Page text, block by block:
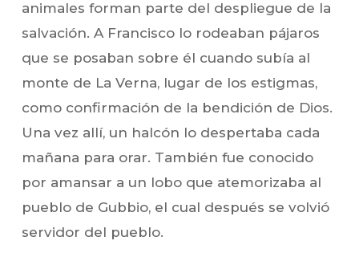
animales forman parte del despliegue de la
salvación. A Francisco lo rodeaban pájaros
que se posaban sobre él cuando subía al
monte de La Verna, lugar de los estigmas,
como confirmación de la bendición de Dios.
Una vez allí, un halcón lo despertaba cada
mañana para orar. También fue conocido
por amansar a un lobo que atemorizaba al
pueblo de Gubbio, el cual después se volvió
servidor del pueblo.